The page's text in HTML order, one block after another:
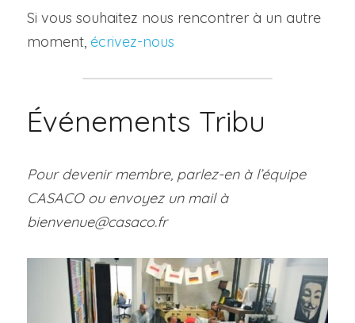
Si vous souhaitez nous rencontrer à un autre
moment, écrivez-nous
Événements Tribu
Pour devenir membre, parlez-en à l’équipe
CASACO ou envoyez un mail à
bienvenue@casaco.fr